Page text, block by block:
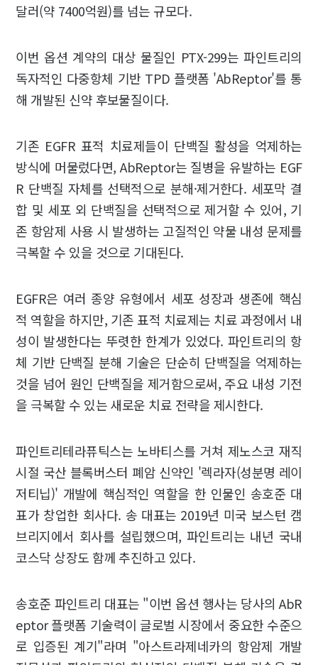
달러(약 7400억원)를 넘는 규모다.
이번 옵션 계약의 대상 물질인 PTX-299는 파인트리의
독자적인 다중항체 기반 TPD 플랫폼 'AbReptor'를 통
해 개발된 신약 후보물질이다.
기존 EGFR 표적 치료제들이 단백질 활성을 억제하는
방식에 머물렀다면, AbReptor는 질병을 유발하는 EGF
R 단백질 자체를 선택적으로 분해·제거한다. 세포막 결
합 및 세포 외 단백질을 선택적으로 제거할 수 있어, 기
존 항암제 사용 시 발생하는 고질적인 약물 내성 문제를
극복할 수 있을 것으로 기대된다.
EGFR은 여러 종양 유형에서 세포 성장과 생존에 핵심
적 역할을 하지만, 기존 표적 치료제는 치료 과정에서 내
성이 발생한다는 뚜렷한 한계가 있었다. 파인트리의 항
체 기반 단백질 분해 기술은 단순히 단백질을 억제하는
것을 넘어 원인 단백질을 제거함으로써, 주요 내성 기전
을 극복할 수 있는 새로운 치료 전략을 제시한다.
파인트리테라퓨틱스는 노바티스를 거쳐 제노스코 재직
시절 국산 블록버스터 폐암 신약인 '렉라자(성분명 레이
저티닙)' 개발에 핵심적인 역할을 한 인물인 송호준 대
표가 창업한 회사다. 송 대표는 2019년 미국 보스턴 캠
브리지에서 회사를 설립했으며, 파인트리는 내년 국내
코스닥 상장도 함께 추진하고 있다.
송호준 파인트리 대표는 "이번 옵션 행사는 당사의 AbR
eptor 플랫폼 기술력이 글로벌 시장에서 중요한 수준으
로 입증된 계기"라며 "아스트라제네카의 항암제 개발